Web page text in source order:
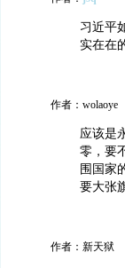
习近平
实在在
作者：wolaoye
应该是
零，要
围国家
要大张
作者：新天狱